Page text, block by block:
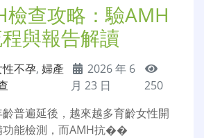
檢查攻略：驗AMH
與報告解讀
性不孕, 婦產
2026 年 6
月 23 日
250
普遍延後，越來越多育齡女性開
功能檢測，而AMH抗��